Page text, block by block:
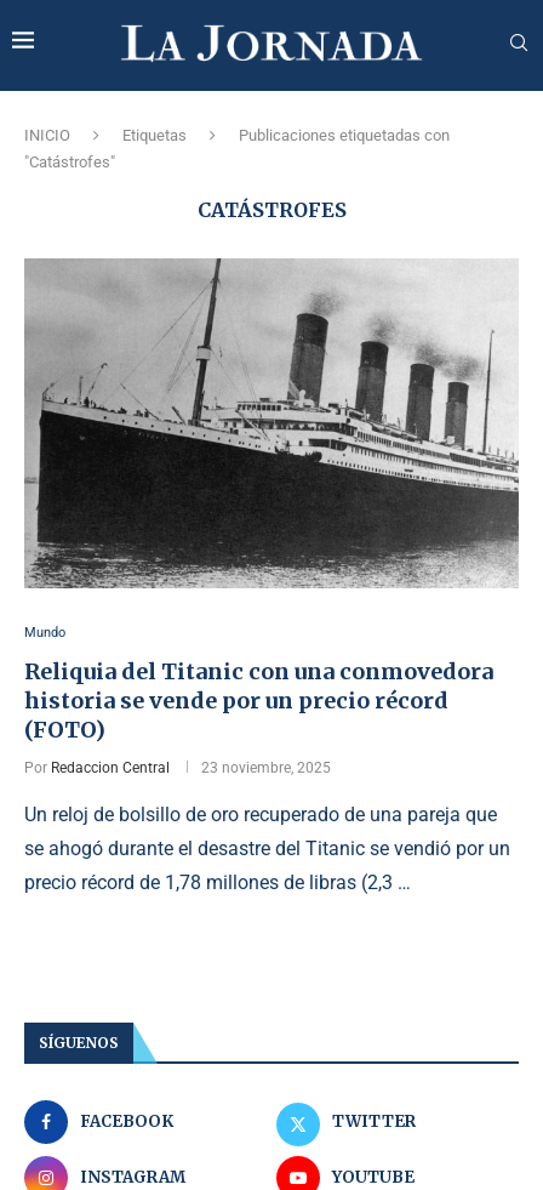
INICIO Etiquetas
Publicaciones etiquetadas con
"Catástrofes"
CATÁSTROFES
Mundo
Reliquia del Titanic con una conmovedora
historia se vende por un precio récord
(FOTO)
Por Redaccion Central 23 noviembre, 2025
Un reloj de bolsillo de oro recuperado de una pareja que
se ahogó durante el desastre del Titanic se vendió por un
precio récord de 1,78 millones de libras (2,3 …
SÍGUENOS
FACEBOOK TWITTER
INSTAGRAM YOUTUBE